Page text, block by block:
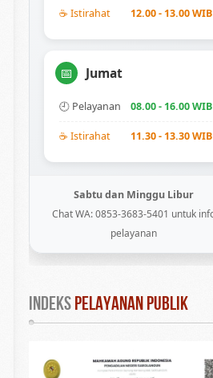
☕ Istirahat 12.00 - 13.00 WIB
📅 Jumat
🕘 Pelayanan 08.00 - 16.00 WIB
☕ Istirahat 11.30 - 13.30 WIB
Sabtu dan Minggu Libur
Chat WA: 0853-3683-5401 untuk
pelayanan
INDEKS PELAYANAN PUBLIK